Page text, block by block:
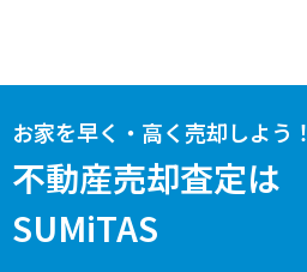
お家を早く・高く売却しよう！
不動産売却査定は
SUMiTAS